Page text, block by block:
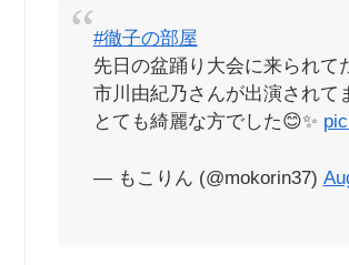
#徹子の部屋
先日の盆踊り大会に来られて
市川由紀乃さんが出演されて
とても綺麗な方でした😊✨
— もこりん (@mokorin37)